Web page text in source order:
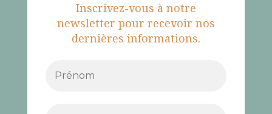
Inscrivez-vous à notre
newsletter pour recevoir nos
dernières informations.